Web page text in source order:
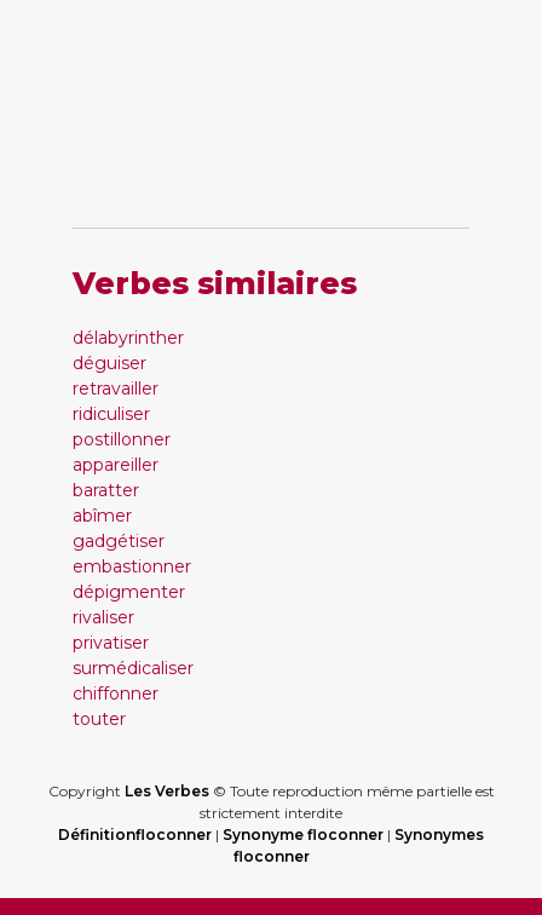
Verbes similaires
délabyrinther
déguiser
retravailler
ridiculiser
postillonner
appareiller
baratter
abîmer
gadgétiser
embastionner
dépigmenter
rivaliser
privatiser
surmédicaliser
chiffonner
touter
Copyright Les Verbes© Toute reproduction même partielle est
strictement interdite
Définitionfloconner | Synonyme floconner | Synonymes
floconner